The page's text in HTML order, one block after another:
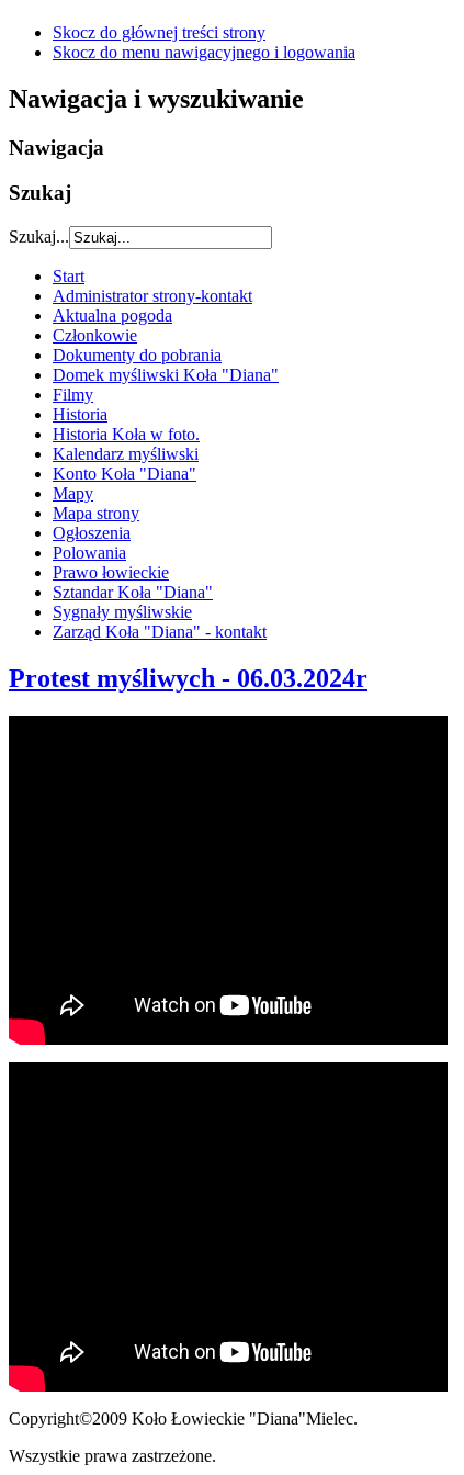
Skocz do głównej treści strony
Skocz do menu nawigacyjnego i logowania
Nawigacja i wyszukiwanie
Nawigacja
Szukaj
Szukaj...
Start
Administrator strony-kontakt
Aktualna pogoda
Członkowie
Dokumenty do pobrania
Domek myśliwski Koła "Diana"
Filmy
Historia
Historia Koła w foto.
Kalendarz myśliwski
Konto Koła "Diana"
Mapy
Mapa strony
Ogłoszenia
Polowania
Prawo łowieckie
Sztandar Koła "Diana"
Sygnały myśliwskie
Zarząd Koła "Diana" - kontakt
Protest myśliwych - 06.03.2024r
Copyright©2009 Koło Łowieckie "Diana"Mielec.
Wszystkie prawa zastrzeżone.